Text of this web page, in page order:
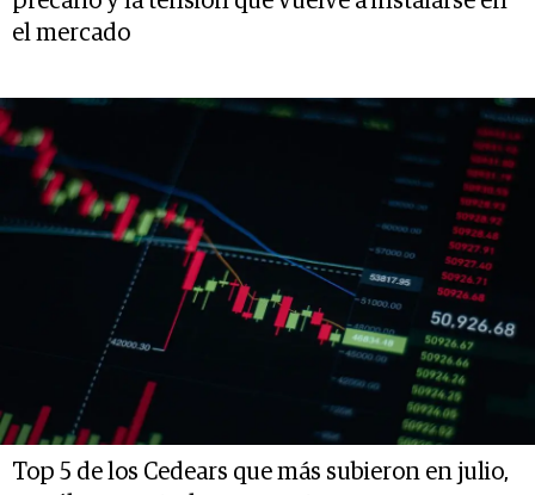
el mercado
Top 5 de los Cedears que más subieron en julio,